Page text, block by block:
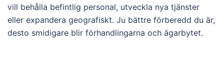
vill behålla befintlig personal, utveckla nya tjänster
eller expandera geografiskt. Ju bättre förberedd du är,
desto smidigare blir förhandlingarna och ägarbytet.